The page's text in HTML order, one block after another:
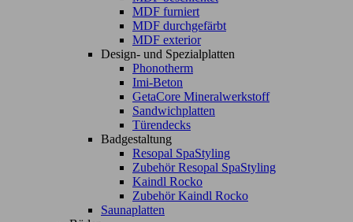
MDF furniert
MDF durchgefärbt
MDF exterior
Design- und Spezialplatten
Phonotherm
Imi-Beton
GetaCore Mineralwerkstoff
Sandwichplatten
Türendecks
Badgestaltung
Resopal SpaStyling
Zubehör Resopal SpaStyling
Kaindl Rocko
Zubehör Kaindl Rocko
Saunaplatten